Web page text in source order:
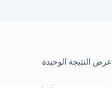
عرض النتيجة الوحيدة